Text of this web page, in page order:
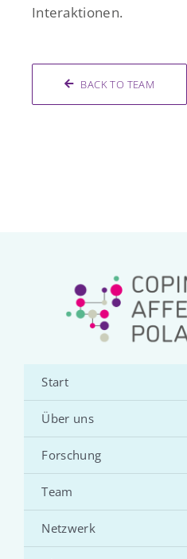
Interaktionen.
BACK TO TEAM
Start
Über uns
Forschung
Team
Netzwerk